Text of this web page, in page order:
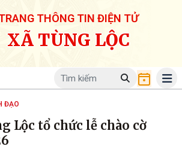
THÔNG TIN ĐIỆN TỬ
XÃ TÙNG LỘC
ĐẠO
Lộc tổ chức lễ chào cờ